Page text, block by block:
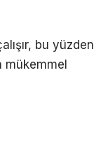
bu yüzden
mükemmel